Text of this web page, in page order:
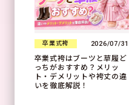
卒業式袴 2026/07/31
卒業式袴はブーツと草履ど
っちがおすすめ？メリッ
ト・デメリットや袴丈の違
いを徹底解説！